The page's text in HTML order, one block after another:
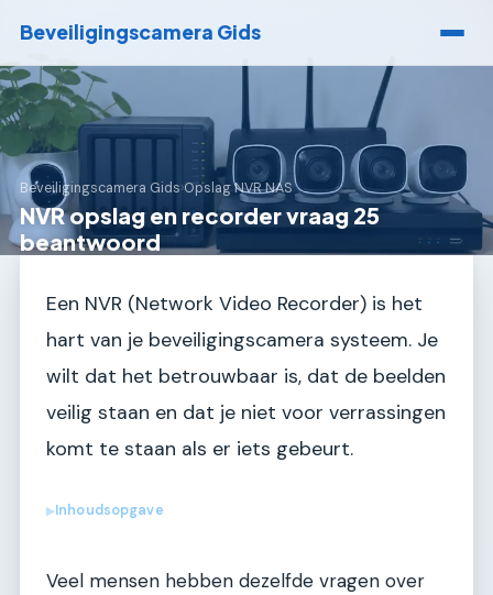
Beveiligingscamera Gids
Beveiligingscamera Gids›Opslag NVR NAS
NVR opslag en recorder vraag 25
beantwoord
Een NVR (Network Video Recorder) is het
hart van je beveiligingscamera systeem. Je
wilt dat het betrouwbaar is, dat de beelden
veilig staan en dat je niet voor verrassingen
komt te staan als er iets gebeurt.
▶Inhoudsopgave
Veel mensen hebben dezelfde vragen over